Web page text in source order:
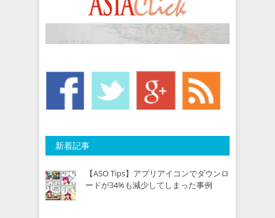
新着記事
【ASO Tips】アプリアイコンでダウンロ
ードが34%も減少してしまった事例